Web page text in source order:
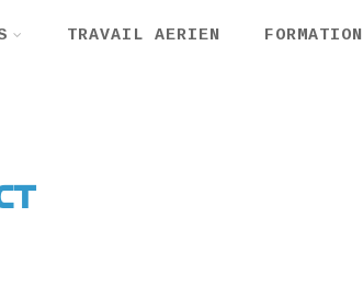
TRAVAIL AERIEN